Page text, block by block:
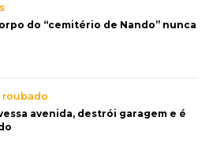
do “cemitério de Nando” nunca
roubado
avenida, destrói garagem e é